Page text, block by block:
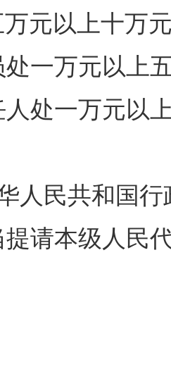
元以上十万
一万元以上
处一万元以
人民共和国
请本级人民